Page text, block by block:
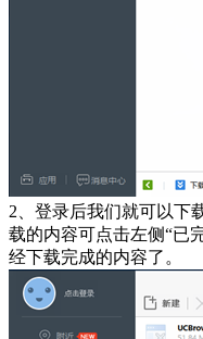
2、登录后我们就可以下
载的内容可点击左侧“已
经下载完成的内容了。